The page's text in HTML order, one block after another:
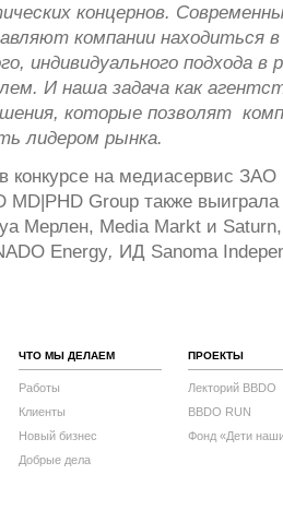
концернов.
компании находиться
индивидуального подхода в
И наша задача как
которые позволят
лидером рынка.
в конкурсе на медиасервис
MD|PHD Group также
Мерлен, Media Markt и Saturn
Energy, ИД Sanoma
ЧТО МЫ ДЕЛАЕМ
Работы
Клиенты
Новый бизнес
Добрые дела
ПРОЕКТЫ
Лекторий BBDO
BBDO RUN
Фонд «Дети